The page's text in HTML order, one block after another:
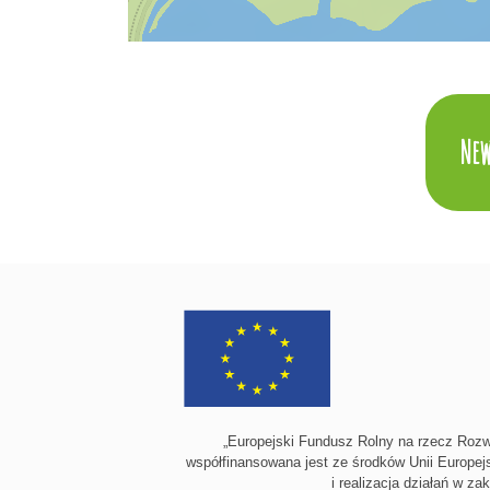
„Europejski Fundusz Rolny na rzecz
współfinansowana jest ze środków Unii
i realizacja działań w